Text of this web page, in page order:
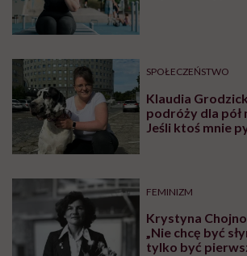
SPOŁECZEŃSTWO
Klaudia
podróży dla pół
Jeśli ktoś mnie
FEMINIZM
Krystyna
„Nie chcę być
tylko być